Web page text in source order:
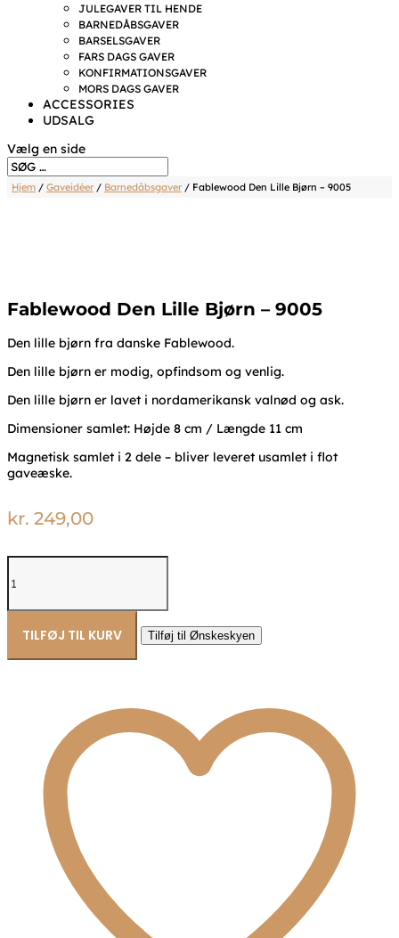
JULEGAVER TIL HENDE
BARNEDÅBSGAVER
BARSELSGAVER
FARS DAGS GAVER
KONFIRMATIONSGAVER
MORS DAGS GAVER
ACCESSORIES
UDSALG
Vælg en side
Hjem / Gaveidéer/ Barnedåbsgaver/ Fablewood Den Lille Bjørn – 9005
Fablewood Den Lille Bjørn – 9005
Den lille bjørn fra danske Fablewood.
Den lille bjørn er modig, opfindsom og venlig.
Den lille bjørn er lavet i nordamerikansk valnød og ask.
Dimensioner samlet: Højde 8 cm / Længde 11 cm
Magnetisk samlet i 2 dele – bliver leveret usamlet i flot
gaveæske.
kr. 249,00
Den
Bjørn
9005
antal
TILFØJ TIL KURV Tilføj til Ønskeskyen